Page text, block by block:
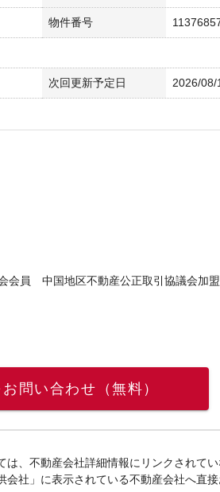
物件番号
次回更新予定日 2026/08/
会員 中国地区不動産公正取引協議会加盟
問い合わせ（無料）
、不動産会社詳細情報にリンクされてい
社」に表示されている不動産会社へ直接